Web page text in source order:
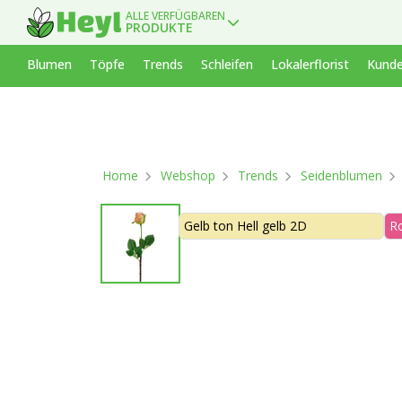
ALLE VERFÜGBAREN
PRODUKTE
Blumen Töpfe Trends Schleifen Lokalerflorist
Home Webshop Trends Seidenblumen
Gelb ton Hell gelb 2D